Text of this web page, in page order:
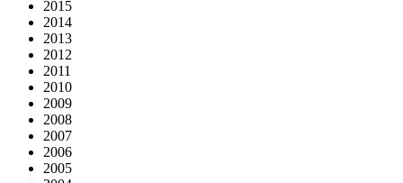
2015
2014
2013
2012
2011
2010
2009
2008
2007
2006
2005